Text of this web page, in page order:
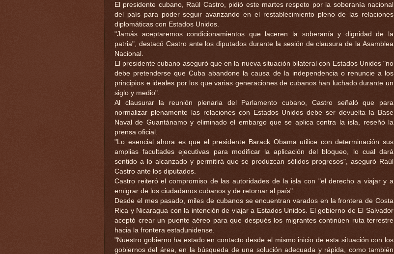
El presidente cubano, Raúl Castro, pidió este martes respeto por la soberanía nacional
del país para poder seguir avanzando en el restablecimiento pleno de las relaciones
diplomáticas con Estados Unidos.
"Jamás aceptaremos condicionamientos que laceren la soberanía y dignidad de la
patria", destacó Castro ante los diputados durante la sesión de clausura de la Asamblea
Nacional.
El presidente cubano aseguró que en la nueva situación bilateral con Estados Unidos "no
debe pretenderse que Cuba abandone la causa de la independencia o renuncie a los
principios e ideales por los que varias generaciones de cubanos han luchado durante un
siglo y medio".
Al clausurar la reunión plenaria del Parlamento cubano, Castro señaló que para
normalizar plenamente las relaciones con Estados Unidos debe ser devuelta la Base
Naval de Guantánamo y eliminado el embargo que se aplica contra la isla, reseñó la
prensa oficial.
"Lo esencial ahora es que el presidente Barack Obama utilice con determinación sus
amplias facultades ejecutivas para modificar la aplicación del bloqueo, lo cual dará
sentido a lo alcanzado y permitirá que se produzcan sólidos progresos", aseguró Raúl
Castro ante los diputados.
Castro reiteró el compromiso de las autoridades de la isla con "el derecho a viajar y a
emigrar de los ciudadanos cubanos y de retornar al país".
Desde el mes pasado, miles de cubanos se encuentran varados en la frontera de Costa
Rica y Nicaragua con la intención de viajar a Estados Unidos. El gobierno de El Salvador
aceptó crear un puente aéreo para que después los migrantes continúen ruta terrestre
hacia la frontera estadunidense.
"Nuestro gobierno ha estado en contacto desde el mismo inicio de esta situación con los
gobiernos del área, en la búsqueda de una solución adecuada y rápida, como también